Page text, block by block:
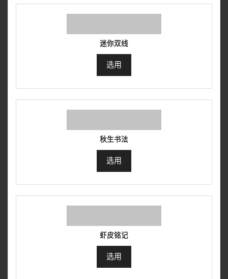
迷你双线
选用
秋生书法
选用
虾皮铭记
选用